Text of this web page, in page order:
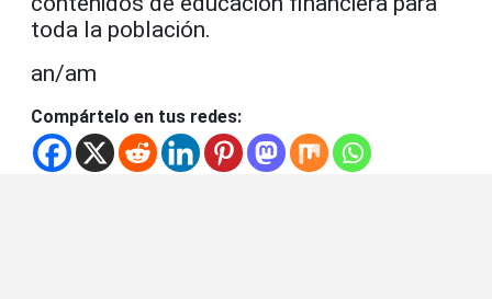
toda la población.
an/am
Compártelo en tus redes: